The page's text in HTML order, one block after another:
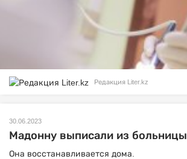
Редакция Liter.kz
30.06.2023
Мадонну выписали из больницы
Она восстанавливается дома.